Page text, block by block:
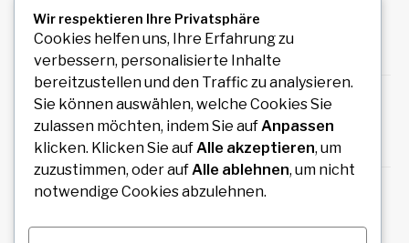
Mobile Wellness
Auto Anmeldung einfach online durchführen
und sofort legal losfahren
August 7, 2026
How an Image Compressor Helps Students,
Wir respektieren Ihre Privatsphäre
Cookies helfen uns, Ihre Erfahrung zu
verbessern, personalisierte Inhalte
bereitzustellen und den Traffic zu analysieren.
Sie können auswählen, welche Cookies Sie
zulassen möchten, indem Sie aufAnpassen
klicken. Klicken Sie aufAlle akzeptieren, um
zuzustimmen, oder aufAlle ablehnen, um nicht
notwendige Cookies abzulehnen.